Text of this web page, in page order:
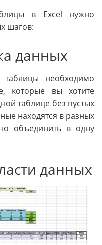
в Excel нужно
шагов:
данных
необходимо
которые вы хотите
таблице без пустых
находятся в разных
объединить в одну
данных